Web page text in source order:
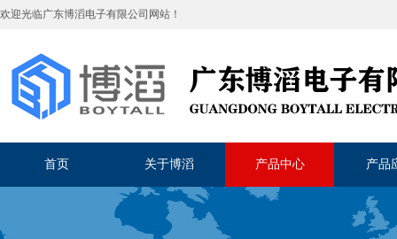
欢迎光临广东博滔电子有限公司 网站！
首页 关于博滔 产品中心 产品